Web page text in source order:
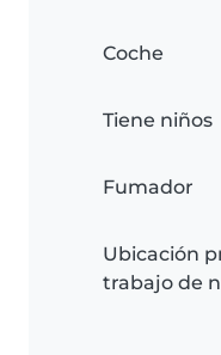
Coche
Tiene niños
Fumador
Ubicación
trabajo de